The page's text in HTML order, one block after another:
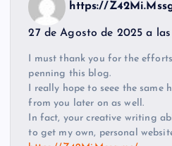
https://
27 de Agosto de 2025 a las
I must thank you for the
penning this blog.
I really hope to seee the same
from you later on as well.
In fact, your creative writing
to get my own, personal